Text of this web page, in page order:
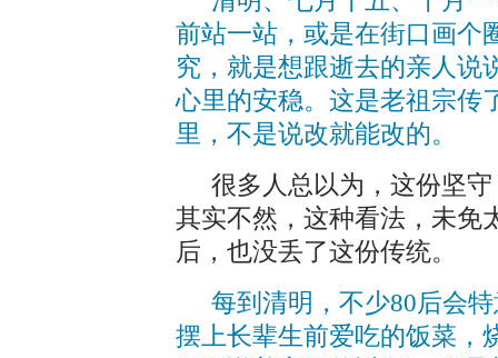
前站一站，或是在街口画个
究，就是想跟逝去的亲人说
心里的安稳。这是老祖宗传
里，不是说改就能改的。
很多人总以为，这份坚
其实不然，这种看法，未免
后，也没丢了这份传统。
每到清明，不少80后会
摆上长辈生前爱吃的饭菜，